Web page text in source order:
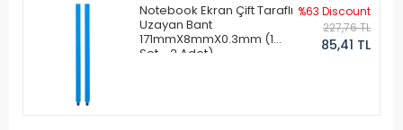
Notebook Ekran Çift Taraflı
Uzayan Bant
171mmX8mmX0.3mm (1
Set - 2 Adet)
%63 Discount
227,76 TL
85,41 TL